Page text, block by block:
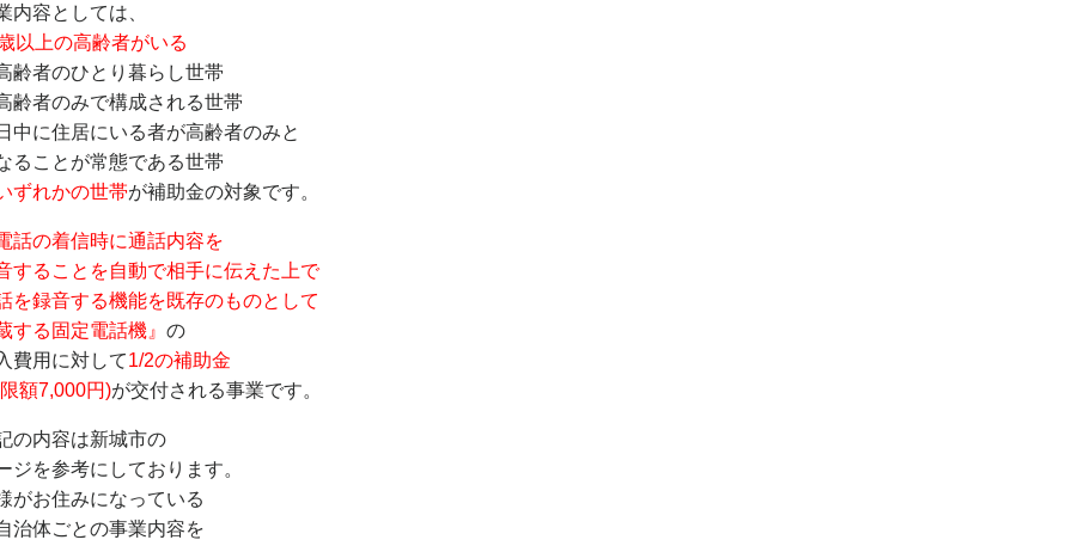
内容としては、
以上の高齢者がいる
齢者のひとり暮らし世帯
齢者のみで構成される世帯
中に住居にいる者が高齢者のみと
ことが常態である世帯
ずれかの世帯が補助金の対象です。
話の着信時に通話内容を
することを自動で相手に伝えた上で
を録音する機能を既存のものとして
する固定電話機』 の
費用に対して1/2の補助金
額7,000円)が交付される事業です。
の内容は新城市の
ジを参考にしております。
がお住みになっている
治体ごとの事業内容を